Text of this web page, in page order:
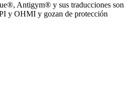
Antigym® y sus traducciones son
y OHMI y gozan de protección